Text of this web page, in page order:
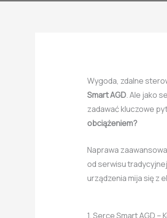
Wygoda, zdalne
Smart AGD. Ale jako
zadawać kluczowe
obciążeniem?
Naprawa
od serwisu
urządzenia mija się z
1. Serce Smart AGD